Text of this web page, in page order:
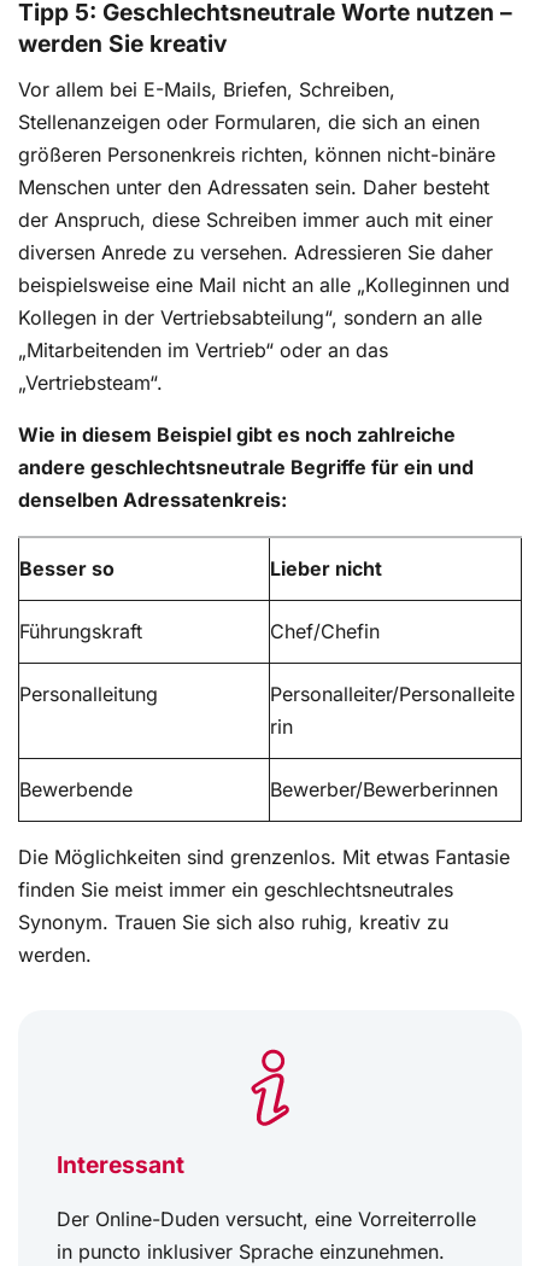
Tipp 5: Geschlechtsneutrale Worte nutzen –
werden Sie kreativ
Vor allem bei E-Mails, Briefen, Schreiben,
Stellenanzeigen oder Formularen, die sich an einen
größeren Personenkreis richten, können nicht-binäre
Menschen unter den Adressaten sein. Daher besteht
der Anspruch, diese Schreiben immer auch mit einer
diversen Anrede zu versehen. Adressieren Sie daher
beispielsweise eine Mail nicht an alle „Kolleginnen und
Kollegen in der Vertriebsabteilung“, sondern an alle
„Mitarbeitenden im Vertrieb“ oder an das
„Vertriebsteam“.
Wie in diesem Beispiel gibt es noch zahlreiche
andere geschlechtsneutrale Begriffe für ein und
denselben Adressatenkreis:
Besser so Lieber nicht
Führungskraft Chef/Chefin
Personalleitung
Personalleiter/Personalleite
rin
Bewerbende Bewerber/Bewerberinnen
Die Möglichkeiten sind grenzenlos. Mit etwas Fantasie
finden Sie meist immer ein geschlechtsneutrales
Synonym. Trauen Sie sich also ruhig, kreativ zu
werden.
Interessant
Der Online-Duden versucht, eine Vorreiterrolle
in puncto inklusiver Sprache einzunehmen.